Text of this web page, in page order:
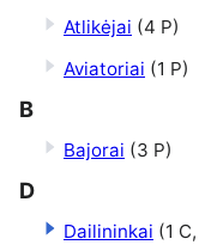
Atlikėjai (4 P)
Aviatoriai (1 P)
B
Bajorai (3 P)
D
Dailininkai (1